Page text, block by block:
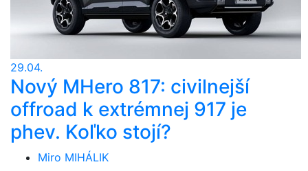
29.04.
Nový MHero 817: civilnejší
offroad k extrémnej 917 je
phev. Koľko stojí?
Miro MIHÁLIK